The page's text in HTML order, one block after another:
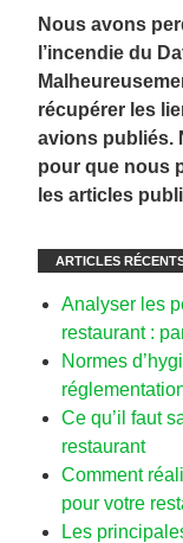
Nous avons
l’incendie du
récupérer les
avions publiés.
pour que nous
les articles
ARTICLES
Analyser les
restaurant :
Normes
Ce qu’il faut
restaurant
Comment
pour votre
Les